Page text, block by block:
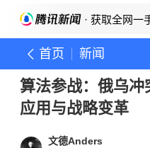
· 获取全网一
首页 新闻
算法参战：俄乌
应用与战略变革
文德Anders